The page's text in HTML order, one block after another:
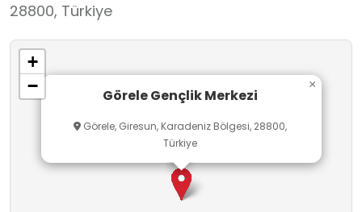
28800, Türkiye
Görele Gençlik Merkezi
Görele, Giresun, Karadeniz Bölgesi, 28800,
Türkiye
×
+
−